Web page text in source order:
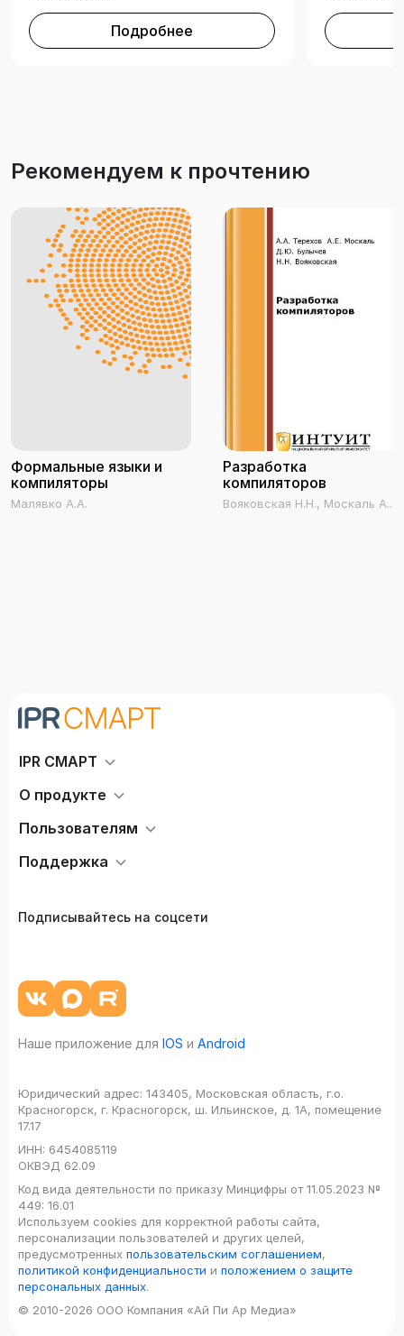
Подробнее
Рекомендуем к прочтению
Формальные языки и
компиляторы
Малявко А.А.
Разработка
компиляторов
Вояковская Н.Н., Москаль А.Е.,
IPR СМАРТ
О продукте
Пользователям
Поддержка
Подписывайтесь на соцсети
Наше приложение для IOS и Android
Юридический адрес: 143405, Московская область, г.о.
Красногорск, г. Красногорск, ш. Ильинское, д. 1А, помещение
17.17
ИНН: 6454085119
ОКВЭД 62.09
Код вида деятельности по приказу Минцифры от 11.05.2023 №
449: 16.01
Используем cookies для корректной работы сайта,
персонализации пользователей и других целей,
предусмотренных пользовательским соглашением,
политикой конфиденциальности и положением о защите
персональных данных.
© 2010-2026 ООО Компания «Ай Пи Ар Медиа»